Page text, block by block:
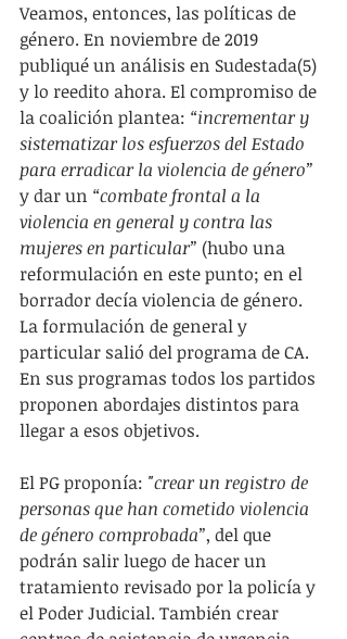
Veamos, entonces, las políticas de
género. En noviembre de 2019
publiqué un análisis en Sudestada(5)
y lo reedito ahora. El compromiso de
la coalición plantea: “incrementar y
sistematizar los esfuerzos del Estado
para erradicar la violencia de género”
y dar un “combate frontal a la
violencia en general y contra las
mujeres en particular” (hubo una
reformulación en este punto; en el
borrador decía violencia de género.
La formulación de general y
particular salió del programa de CA.
En sus programas todos los partidos
proponen abordajes distintos para
llegar a esos objetivos.
El PG proponía: "crear un registro de
personas que han cometido violencia
de género comprobada”, del que
podrán salir luego de hacer un
tratamiento revisado por la policía y
el Poder Judicial. También crear